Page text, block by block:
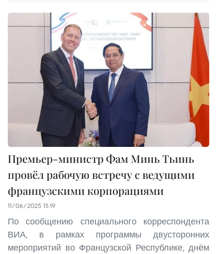
Премьер-министр Фам Минь Тьинь
провёл рабочую встречу с ведущими
французскими корпорациями
11/06/2025 15:19
По сообщению специального корреспондента
ВИА, в рамках программы двусторонних
мероприятий во Французской Республике, днём